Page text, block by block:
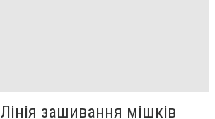
Лінія зашивання мішків